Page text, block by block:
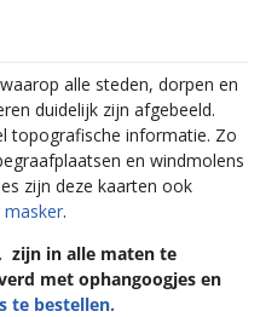
alle steden, dorpen en
duidelijk zijn afgebeeld.
topografische informatie. Zo
en windmolens
zijn deze kaarten ook
masker.
zijn in alle maten te
met ophangoogjes en
te bestellen.